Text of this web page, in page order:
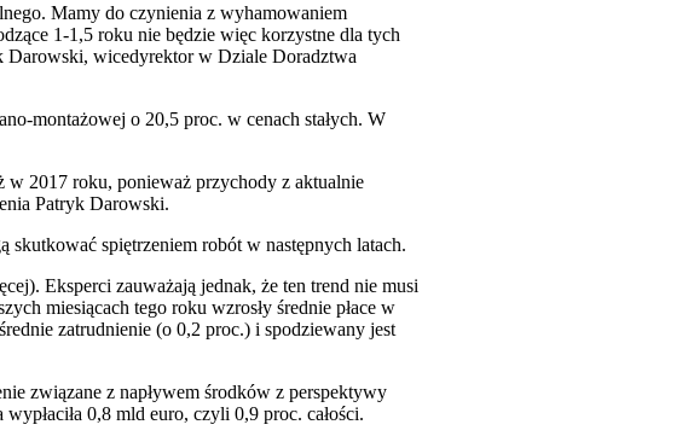
Mamy do czynienia z wyhamowaniem
1-1,5 roku nie będzie więc korzystne dla tych
Darowski, wicedyrektor w Dziale Doradztwa
montażowej o 20,5 proc. w cenach stałych. W
2017 roku, ponieważ przychody z aktualnie
Patryk Darowski.
spiętrzeniem robót w następnych latach.
Eksperci zauważają jednak, że ten trend nie musi
miesiącach tego roku wzrosły średnie płace w
zatrudnienie (o 0,2 proc.) i spodziewany jest
związane z napływem środków z perspektywy
0,8 mld euro, czyli 0,9 proc. całości.